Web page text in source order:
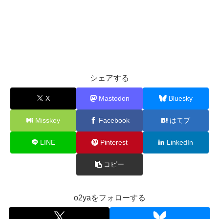
シェアする
X Mastodon Bluesky
Misskey Facebook はてブ
LINE Pinterest LinkedIn
コピー
o2yaをフォローする